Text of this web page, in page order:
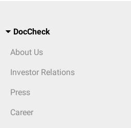
DocCheck
About Us
Investor Relations
Press
Career